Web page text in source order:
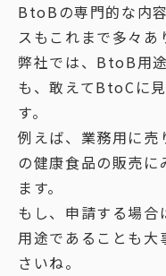
BtoBの専門的な内
スもこれまで多々あ
弊社では、BtoB用
も、敢えてBtoCに
す。
例えば、業務用に売
の健康食品の販売に
ます。
もし、申請する場合
用途であることも大
さいね。